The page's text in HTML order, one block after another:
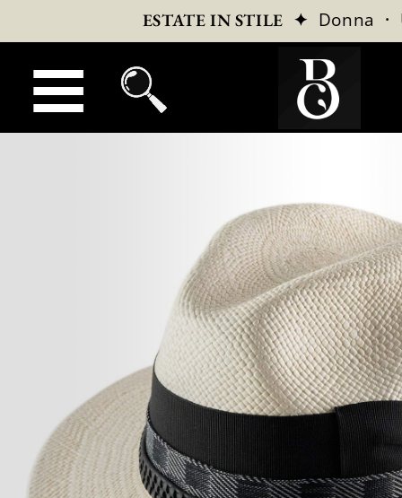
ESTATE IN STILE ✦ Donna ·